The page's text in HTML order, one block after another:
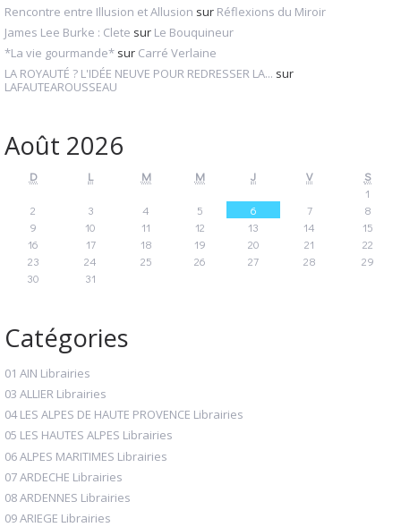
Rencontre entre Illusion et Allusion sur Réflexions du Miroir
James Lee Burke : Clete sur Le Bouquineur
*La vie gourmande* sur Carré Verlaine
LA ROYAUTÉ ? L'IDÉE NEUVE POUR REDRESSER LA... sur
LAFAUTEAROUSSEAU
Août 2026
D L M M J V
S
1
2
3 4 5 6 7
8
9
10 11 12 13 14
15
16
17 18 19 20 21
22
23
24 25 26 27 28
29
30
31
Catégories
01 AIN Librairies
03 ALLIER Librairies
04 LES ALPES DE HAUTE PROVENCE Librairies
05 LES HAUTES ALPES Librairies
06 ALPES MARITIMES Librairies
07 ARDECHE Librairies
08 ARDENNES Librairies
09 ARIEGE Librairies